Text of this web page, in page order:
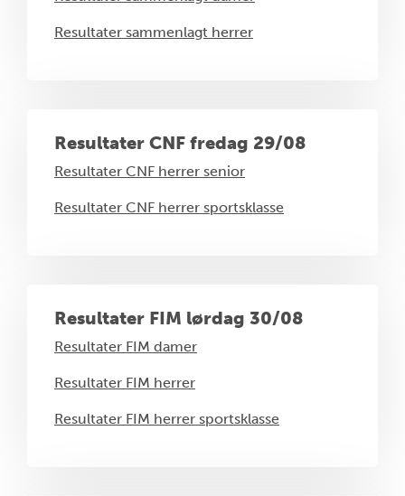
Resultater sammenlagt herrer
Resultater CNF fredag 29/08
Resultater CNF herrer senior
Resultater CNF herrer sportsklasse
Resultater FIM lørdag 30/08
Resultater FIM damer
Resultater FIM herrer
Resultater FIM herrer sportsklasse